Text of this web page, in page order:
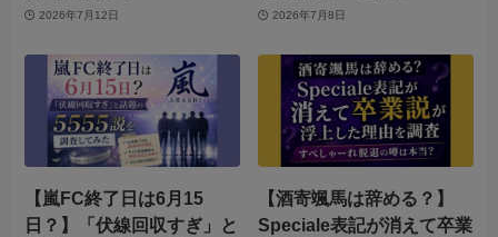
2026年7月12日 2026年7月8日
【嵐FC終了日は6月15
日？】「伏線回収すぎ」と
【酒寄颯馬は辞める？】
Speciale表記が消えて卒業